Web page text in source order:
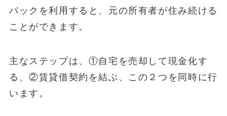
バックを利用すると、元の所有者が住み続ける
ことができます。
主なステップは、①自宅を売却して現金化す
る、②賃貸借契約を結ぶ、この２つを同時に行
います。